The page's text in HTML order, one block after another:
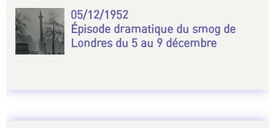
05/12/1952
Épisode dramatique du smog de
Londres du 5 au 9 décembre